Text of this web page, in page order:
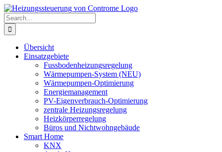
Skip
to
content
Search
for:
Übersicht
Einsatzgebiete
Fussbodenheizungsregelung
Wärmepumpen-System (NEU)
Wärmepumpen-Optimierung
Energiemanagement
PV-Eigenverbrauch-Optimierung
zentrale Heizungsregelung
Heizkörperregelung
Büros und Nichtwohngebäude
Smart Home
KNX